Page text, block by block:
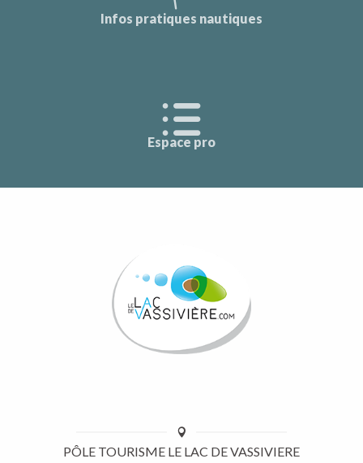
Infos pratiques nautiques
Espace pro
PÔLE TOURISME LE LAC DE VASSIVIERE